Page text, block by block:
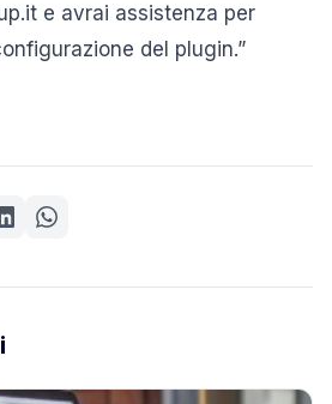
e avrai assistenza per
del plugin.”